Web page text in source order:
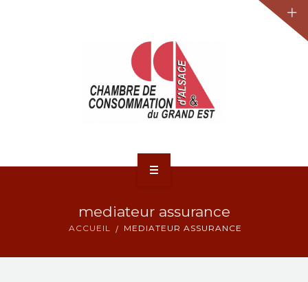
mediateur assurance
ACCUEIL MEDIATEUR ASSURANCE